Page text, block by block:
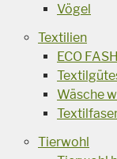
Vögel
Textilien
ECO
Wäsche
Tierwohl